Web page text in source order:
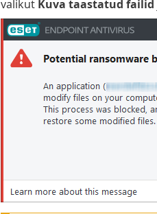
valikut Kuva taastatud failid